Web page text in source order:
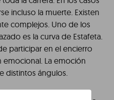
incluso la muerte. Existen
complejos. Uno de los
es la curva de Estafeta.
participar en el encierro
La emoción
distintos ángulos.